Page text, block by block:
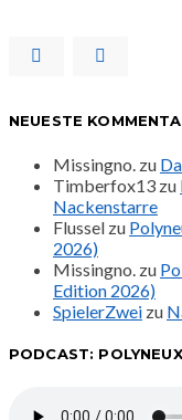
NEUESTE
Missingno. zu
Timberfox13 zu
Nackenstarre
Flussel zu
2026)
Missingno. zu
Edition 2026)
SpielerZwei zu
PODCAST: